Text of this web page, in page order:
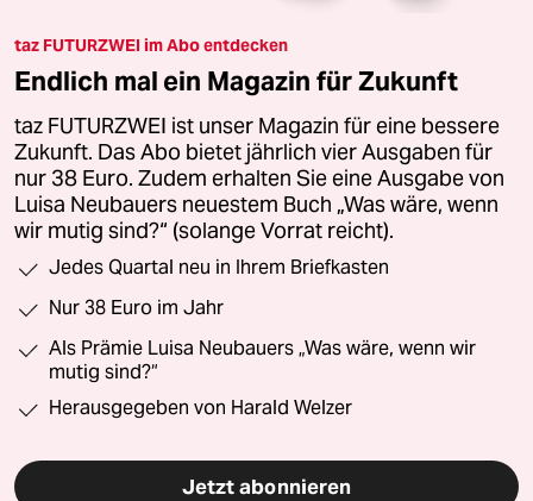
taz FUTURZWEI im Abo entdecken
Endlich mal ein Magazin für Zukunft
taz FUTURZWEI ist unser Magazin für eine bessere
Zukunft. Das Abo bietet jährlich vier Ausgaben für
nur 38 Euro. Zudem erhalten Sie eine Ausgabe von
Luisa Neubauers neuestem Buch „Was wäre, wenn
wir mutig sind?“ (solange Vorrat reicht).
Jedes Quartal neu in Ihrem Briefkasten
Nur 38 Euro im Jahr
Als Prämie Luisa Neubauers „Was wäre, wenn wir
mutig sind?“
Herausgegeben von Harald Welzer
Jetzt abonnieren